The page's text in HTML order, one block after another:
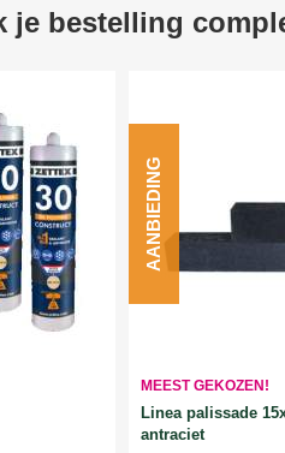
je bestelling
MEEST GEKOZEN!
Linea palissade
antraciet
AANBIEDING